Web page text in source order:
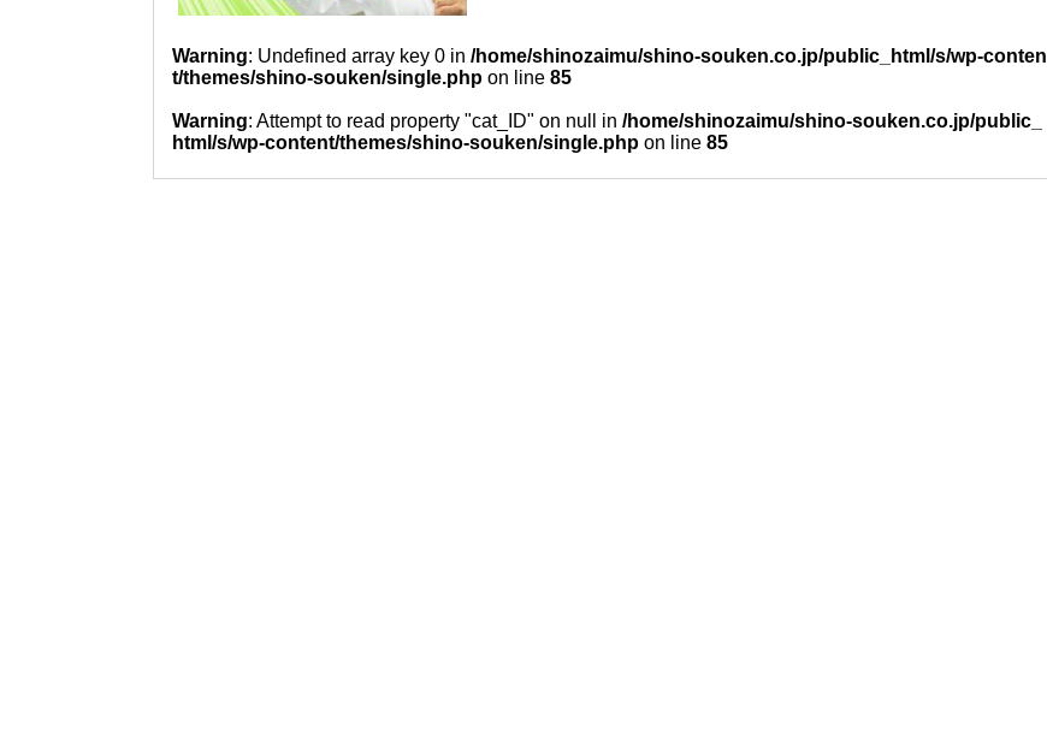
Warning: Undefined array key 0 in /home/shinozaimu/shino-souken.co.jp/public_html/s/wp-conten
t/themes/shino-souken/single.php on line 85
Warning: Attempt to read property "cat_ID" on null in /home/shinozaimu/shino-souken.co.jp/public_
html/s/wp-content/themes/shino-souken/single.php on line 85